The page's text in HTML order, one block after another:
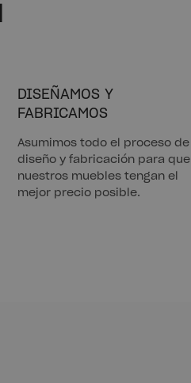
DISEÑAMOS Y
FABRICAMOS
Asumimos todo el proceso de
diseño y fabricación para que
nuestros muebles tengan el
mejor precio posible.